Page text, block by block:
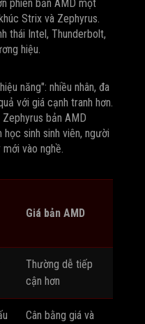
phiên bản AMD một
Strix và Zephyrus.
thái Intel, Thunderbolt,
hiệu.
năng": nhiều nhân, đa
với giá cạnh tranh hơn.
bản AMD
sinh sinh viên, người
vào nghề.
Giá bản AMD
Thường dễ tiếp
cận hơn
Cân bằng giá và